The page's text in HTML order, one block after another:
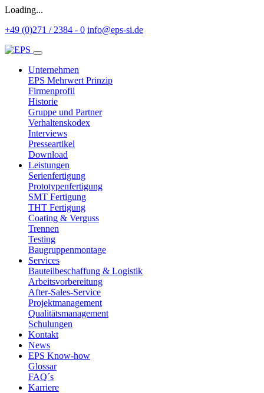
Loading...
+49 (0)271 / 2384 - 0 info@eps-si.de
Unternehmen
EPS Mehrwert Prinzip
Firmenprofil
Historie
Gruppe und Partner
Verhaltenskodex
Interviews
Presseartikel
Download
Leistungen
Serienfertigung
Prototypenfertigung
SMT Fertigung
THT Fertigung
Coating & Verguss
Trennen
Testing
Baugruppenmontage
Services
Bauteilbeschaffung & Logistik
Arbeitsvorbereitung
After-Sales-Service
Projektmanagement
Qualitätsmanagement
Schulungen
Kontakt
News
EPS Know-how
Glossar
FAQ´s
Karriere